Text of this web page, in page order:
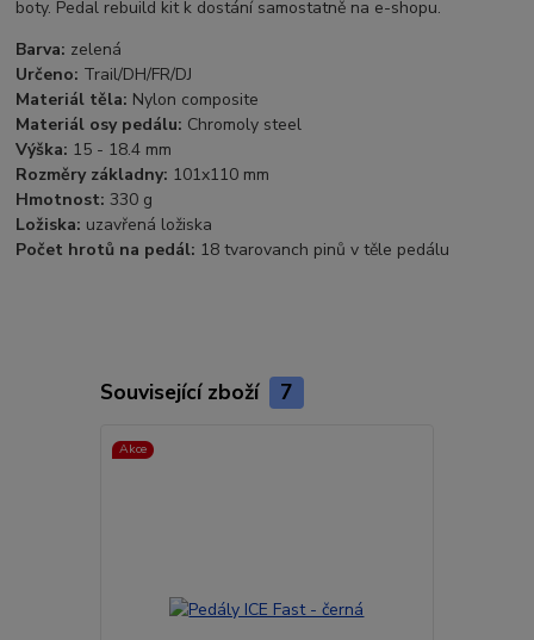
boty. Pedal rebuild kit k dostání samostatně na e-shopu.
Barva: zelená
Určeno: Trail/DH/FR/DJ
Materiál těla: Nylon composite
Materiál osy pedálu: Chromoly steel
Výška: 15 - 18.4 mm
Rozměry základny: 101x110 mm
Hmotnost: 330 g
Ložiska: uzavřená ložiska
Počet hrotů na pedál: 18 tvarovanch pinů v těle pedálu
Související zboží 7
Akce